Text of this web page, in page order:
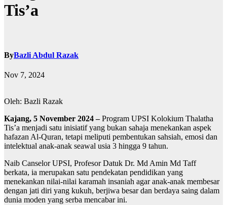
Tis’a
ByBazli Abdul Razak
Nov 7, 2024
Oleh: Bazli Razak
Kajang, 5 November 2024 –Program UPSI Kolokium Thalatha
Tis’a menjadi satu inisiatif yang bukan sahaja menekankan aspek
hafazan Al-Quran, tetapi meliputi pembentukan sahsiah, emosi dan
intelektual anak-anak seawal usia 3 hingga 9 tahun.
Naib Canselor UPSI, Profesor Datuk Dr. Md Amin Md Taff
berkata, ia merupakan satu pendekatan pendidikan yang
menekankan nilai-nilai karamah insaniah agar anak-anak membesar
dengan jati diri yang kukuh, berjiwa besar dan berdaya saing dalam
dunia moden yang serba mencabar ini.